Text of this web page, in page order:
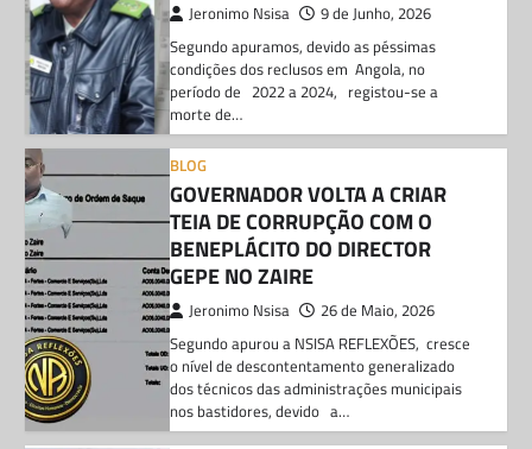
Jeronimo Nsisa 9 de Junho, 2026
Segundo apuramos, devido as péssimas
condições dos reclusos em Angola, no
período de 2022 a 2024, registou-se a
morte de…
BLOG
GOVERNADOR VOLTA A CRIAR
TEIA DE CORRUPÇÃO COM O
BENEPLÁCITO DO DIRECTOR
GEPE NO ZAIRE
Jeronimo Nsisa 26 de Maio, 2026
Segundo apurou a NSISA REFLEXÕES, cresce
o nível de descontentamento generalizado
dos técnicos das administrações municipais
nos bastidores, devido a…